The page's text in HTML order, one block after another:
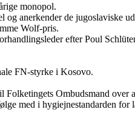
monopol.
anerkender de jugoslaviske
Wolf-pris.
efter Poul
FN-styrke i Kosovo.
Ombudsmand
med i hygiejne­stan­darden for